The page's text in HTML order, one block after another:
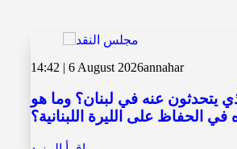
14:42 | 6 August 2026annahar
يتحدثون عنه في لبنان؟ وما هو
في الحفاظ على الليرة اللبنانية؟